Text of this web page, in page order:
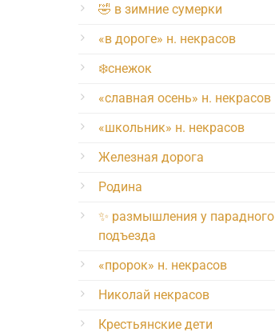
🤣 в зимние сумерки
«в дороге» н. некрасов
❄️снежок
«славная осень» н. некрасов
«школьник» н. некрасов
Железная дорога
Родина
✨ размышления у парадного
подъезда
«пророк» н. некрасов
Николай некрасов
Крестьянские дети